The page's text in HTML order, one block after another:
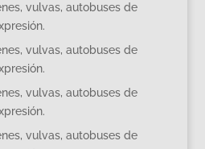
vulvas, autobuses de
vulvas, autobuses de
vulvas, autobuses de
vulvas, autobuses de